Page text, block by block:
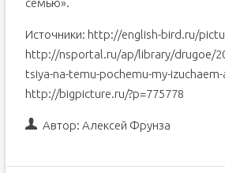
Источники: http://english-bird.ru/
http://nsportal.ru/ap/library/drugoe/
tsiya-na-temu-pochemu-my-izuchaem-
http://bigpicture.ru/?p=775778
Автор: Алексей Фрунза